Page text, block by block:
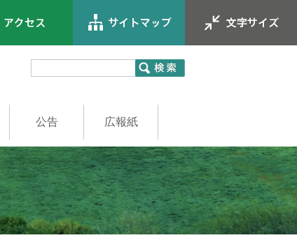
公告 広報紙